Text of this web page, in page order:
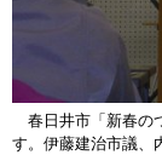
春日井市「新春の
す。伊藤建治市議、